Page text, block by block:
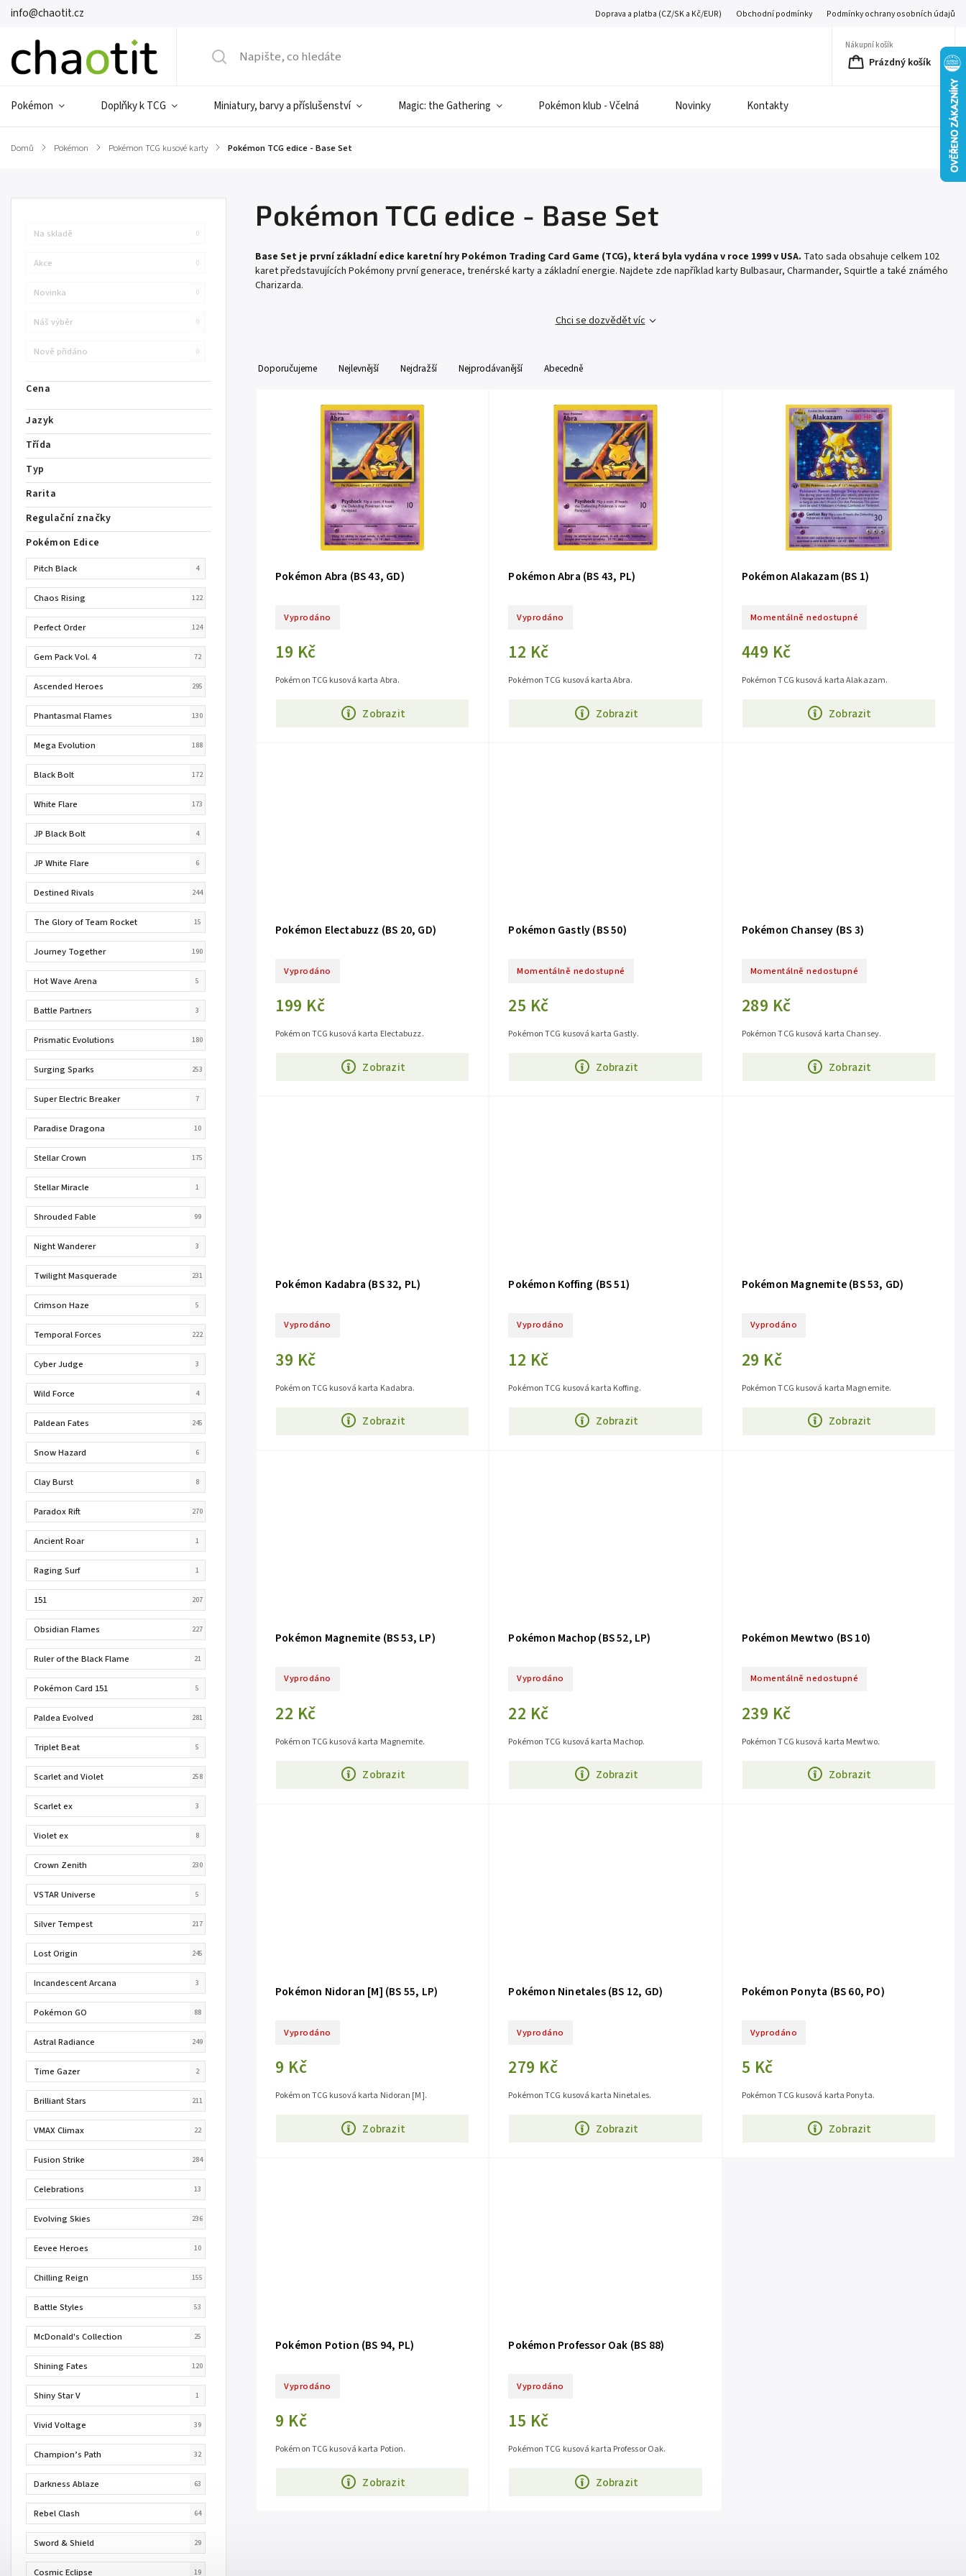
info@chaotit.cz Doprava a platba (CZ/SK a Kč/EUR) Obchodní podmínky Podmínky ochrany osobních údajů
Nákupní košík
Prázdný košík
Pokémon Doplňky k TCG Miniatury, barvy a příslušenství Magic: the Gathering Pokémon klub - Včelná Novinky Kontakty
Domů / Pokémon / Pokémon TCG kusové karty / Pokémon TCG edice - Base Set
Na skladě 0
Akce 0
Novinka 0
Náš výběr 0
Nově přidáno 0
Cena
Jazyk
Třída
Typ
Rarita
Regulační značky
Pokémon Edice
Pitch Black 4
Chaos Rising 122
Perfect Order 124
Gem Pack Vol. 4 72
Ascended Heroes 295
Phantasmal Flames 130
Mega Evolution 188
Black Bolt 172
White Flare 173
JP Black Bolt 4
JP White Flare 6
Destined Rivals 244
The Glory of Team Rocket 15
Journey Together 190
Hot Wave Arena 5
Battle Partners 3
Prismatic Evolutions 180
Surging Sparks 253
Super Electric Breaker 7
Paradise Dragona 10
Stellar Crown 175
Stellar Miracle 1
Shrouded Fable 99
Night Wanderer 3
Twilight Masquerade 231
Crimson Haze 5
Temporal Forces 222
Cyber Judge 3
Wild Force 4
Paldean Fates 245
Snow Hazard 6
Clay Burst 8
Paradox Rift 270
Ancient Roar 1
Raging Surf 1
151 207
Obsidian Flames 227
Ruler of the Black Flame 21
Pokémon Card 151 5
Paldea Evolved 281
Triplet Beat 5
Scarlet and Violet 258
Scarlet ex 3
Violet ex 8
Crown Zenith 230
VSTAR Universe 5
Silver Tempest 217
Lost Origin 245
Incandescent Arcana 3
Pokémon GO 88
Astral Radiance 249
Time Gazer 2
Brilliant Stars 211
VMAX Climax 22
Fusion Strike 284
Celebrations 13
Evolving Skies 236
Eevee Heroes 10
Chilling Reign 155
Battle Styles 53
McDonald's Collection 25
Shining Fates 120
Shiny Star V 1
Vivid Voltage 39
Champion’s Path 32
Darkness Ablaze 63
Rebel Clash 64
Sword & Shield 29
Cosmic Eclipse 19
Pokémon TCG edice - Base Set
Base Set je první základní edice karetní hry Pokémon Trading Card Game (TCG), která byla vydána v roce 1999 v USA. Tato sada obsahuje celkem 102
karet představujících Pokémony první generace, trenérské karty a základní energie. Najdete zde například karty Bulbasaur, Charmander, Squirtle a také známého
Charizarda.
Chci se dozvědět víc
Doporučujeme Nejlevnější Nejdražší Nejprodávanější Abecedně
Pokémon Abra (BS 43, GD)
Vyprodáno
19 Kč
Zobrazit
Pokémon TCG kusová karta Abra.
Pokémon Abra (BS 43, PL)
Vyprodáno
12 Kč
Zobrazit
Pokémon TCG kusová karta Abra.
Pokémon Alakazam (BS 1)
Momentálně nedostupné
449 Kč
Zobrazit
Pokémon TCG kusová karta Alakazam.
Pokémon Electabuzz (BS 20, GD)
Vyprodáno
199 Kč
Zobrazit
Pokémon TCG kusová karta Electabuzz.
Pokémon Gastly (BS 50)
Momentálně nedostupné
25 Kč
Zobrazit
Pokémon TCG kusová karta Gastly.
Pokémon Chansey (BS 3)
Momentálně nedostupné
289 Kč
Zobrazit
Pokémon TCG kusová karta Chansey.
Pokémon Kadabra (BS 32, PL)
Vyprodáno
39 Kč
Zobrazit
Pokémon TCG kusová karta Kadabra.
Pokémon Koffing (BS 51)
Vyprodáno
12 Kč
Zobrazit
Pokémon TCG kusová karta Koffing.
Pokémon Magnemite (BS 53, GD)
Vyprodáno
29 Kč
Zobrazit
Pokémon TCG kusová karta Magnemite.
Pokémon Magnemite (BS 53, LP)
Vyprodáno
22 Kč
Zobrazit
Pokémon TCG kusová karta Magnemite.
Pokémon Machop (BS 52, LP)
Vyprodáno
22 Kč
Zobrazit
Pokémon TCG kusová karta Machop.
Pokémon Mewtwo (BS 10)
Momentálně nedostupné
239 Kč
Zobrazit
Pokémon TCG kusová karta Mewtwo.
Pokémon Nidoran [M] (BS 55, LP)
Vyprodáno
9 Kč
Zobrazit
Pokémon TCG kusová karta Nidoran [M].
Pokémon Ninetales (BS 12, GD)
Vyprodáno
279 Kč
Zobrazit
Pokémon TCG kusová karta Ninetales.
Pokémon Ponyta (BS 60, PO)
Vyprodáno
5 Kč
Zobrazit
Pokémon TCG kusová karta Ponyta.
Pokémon Potion (BS 94, PL)
Vyprodáno
9 Kč
Zobrazit
Pokémon TCG kusová karta Potion.
Pokémon Professor Oak (BS 88)
Vyprodáno
15 Kč
Zobrazit
Pokémon TCG kusová karta Professor Oak.